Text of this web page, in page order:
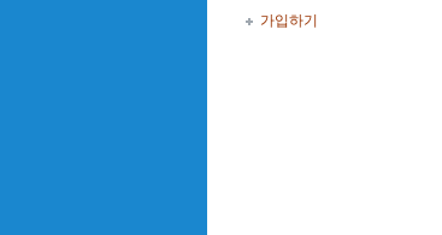
가입하기